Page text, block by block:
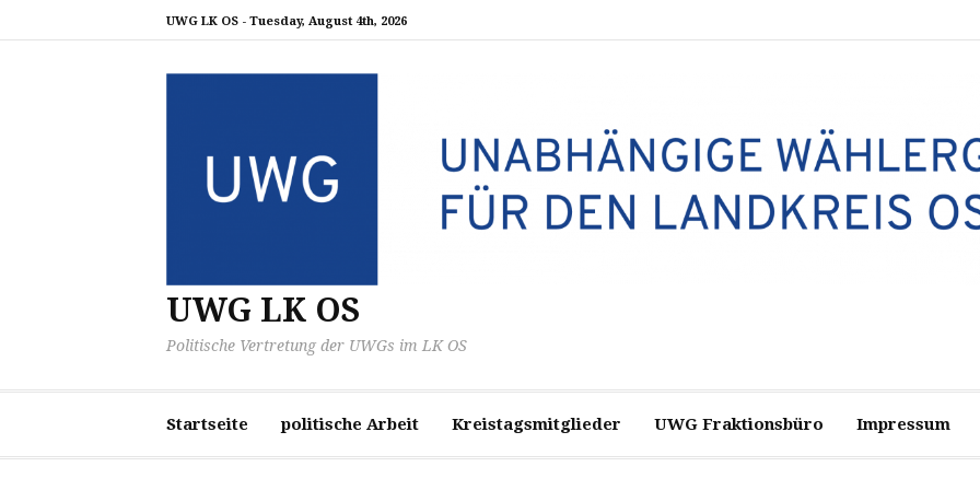
UWG LK OS - Tuesday, August 4th, 2026
UWG LK OS
Politische Vertretung der UWGs im LK OS
Startseite politische Arbeit Kreistagsmitglieder UWG Fraktionsbüro Impressum